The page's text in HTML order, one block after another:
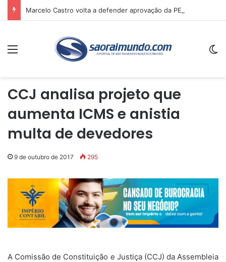
Menu
CCJ analisa projeto que
aumenta ICMS e anistia
multa de devedores
9 de outubro de 2017 295
A Comissão de Constituição e Justiça (CCJ) da Assembleia